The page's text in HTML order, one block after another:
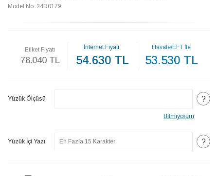
Model No: 24R0179
Etiket Fiyatı
78.040 TL
İnternet Fiyatı:
54.630 TL
Havale/EFT İle
53.530 TL
Yüzük Ölçüsü ?
Bilmiyorum
Yüzük İçi Yazı ?